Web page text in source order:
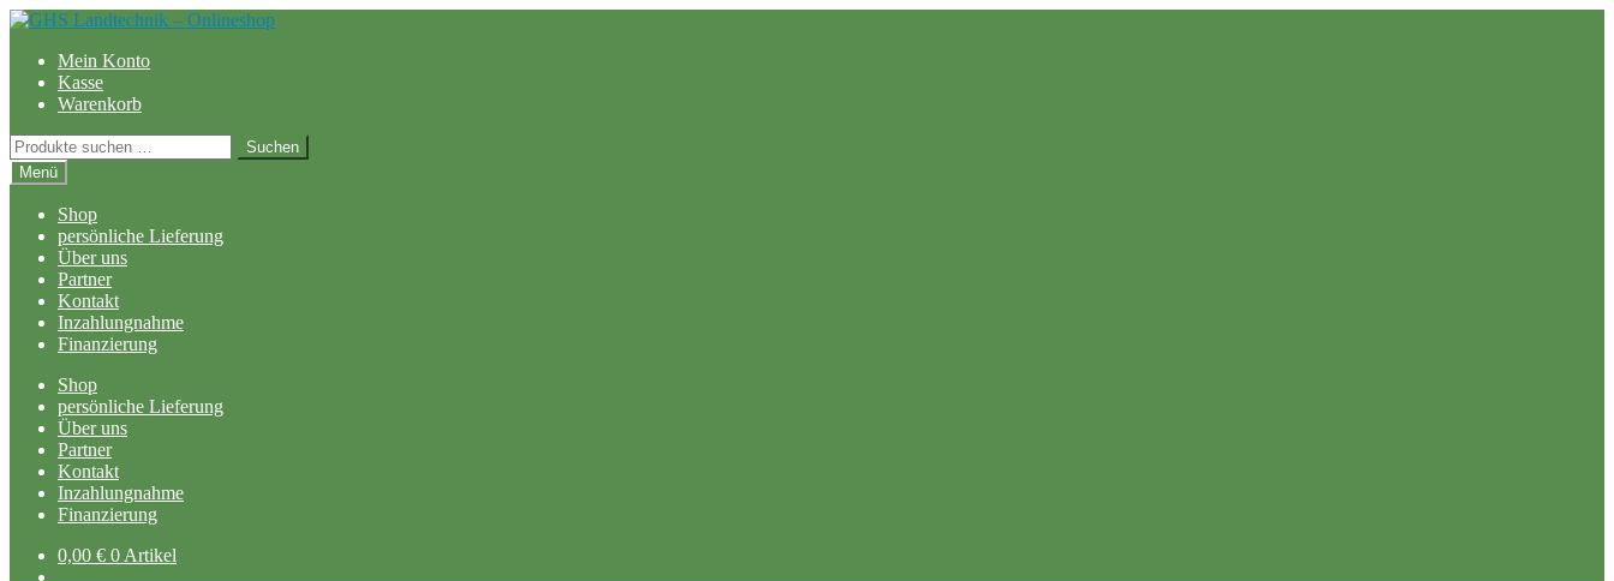
Zur
springen
Zum
springenMein Konto
Kasse
Warenkorb
Suchen
nach:
Suchen
Menü
Shop
persönliche Lieferung
Über uns
Partner
Kontakt
Inzahlungnahme
Finanzierung
Shop
persönliche Lieferung
Über uns
Partner
Kontakt
Inzahlungnahme
Finanzierung
0,00 € 0 Artikel